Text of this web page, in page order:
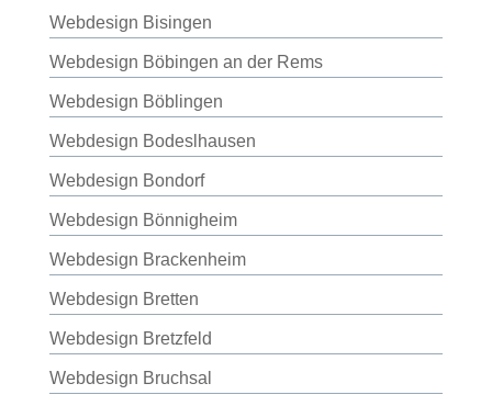
Webdesign Bisingen
Webdesign Böbingen an der Rems
Webdesign Böblingen
Webdesign Bodeslhausen
Webdesign Bondorf
Webdesign Bönnigheim
Webdesign Brackenheim
Webdesign Bretten
Webdesign Bretzfeld
Webdesign Bruchsal